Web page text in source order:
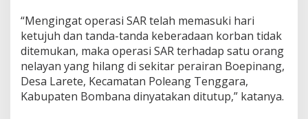
o
m
b
a
n
a
“Mengingat operasi SAR telah memasuki hari
ketujuh dan tanda-tanda keberadaan korban tidak
ditemukan, maka operasi SAR terhadap satu orang
nelayan yang hilang di sekitar perairan Boepinang,
Desa Larete, Kecamatan Poleang Tenggara,
Kabupaten Bombana dinyatakan ditutup,” katanya.